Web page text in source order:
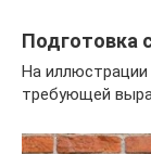
Подготовка
На иллюстрации
требующей